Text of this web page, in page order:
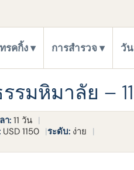
รคกิ้ง การสำรวจ วั
รมหิมาลัย –
า:11 วัน
USD 1150 ระดับ: ง่าย